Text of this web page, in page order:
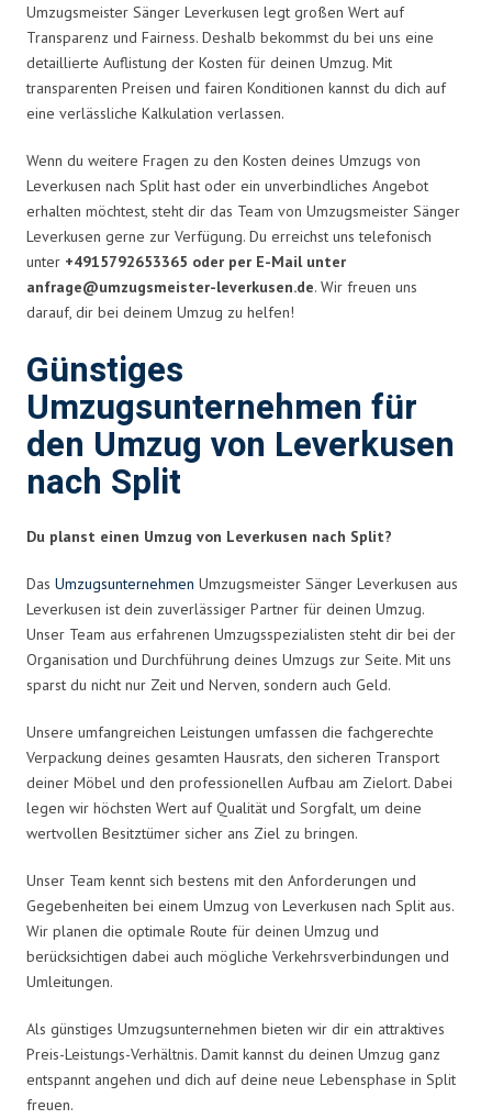
Umzugsmeister Sänger Leverkusen legt großen Wert auf
Transparenz und Fairness. Deshalb bekommst du bei uns eine
detaillierte Auflistung der Kosten für deinen Umzug. Mit
transparenten Preisen und fairen Konditionen kannst du dich auf
eine verlässliche Kalkulation verlassen.
Wenn du weitere Fragen zu den Kosten deines Umzugs von
Leverkusen nach Split hast oder ein unverbindliches Angebot
erhalten möchtest, steht dir das Team von Umzugsmeister Sänger
Leverkusen gerne zur Verfügung. Du erreichst uns telefonisch
unter +4915792653365 oder per E-Mail unter
anfrage@umzugsmeister-leverkusen.de. Wir freuen uns
darauf, dir bei deinem Umzug zu helfen!
Günstiges
Umzugsunternehmen für
den Umzug von Leverkusen
nach Split
Du planst einen Umzug von Leverkusen nach Split?
Das Umzugsunternehmen Umzugsmeister Sänger Leverkusen aus
Leverkusen ist dein zuverlässiger Partner für deinen Umzug.
Unser Team aus erfahrenen Umzugsspezialisten steht dir bei der
Organisation und Durchführung deines Umzugs zur Seite. Mit uns
sparst du nicht nur Zeit und Nerven, sondern auch Geld.
Unsere umfangreichen Leistungen umfassen die fachgerechte
Verpackung deines gesamten Hausrats, den sicheren Transport
deiner Möbel und den professionellen Aufbau am Zielort. Dabei
legen wir höchsten Wert auf Qualität und Sorgfalt, um deine
wertvollen Besitztümer sicher ans Ziel zu bringen.
Unser Team kennt sich bestens mit den Anforderungen und
Gegebenheiten bei einem Umzug von Leverkusen nach Split aus.
Wir planen die optimale Route für deinen Umzug und
berücksichtigen dabei auch mögliche Verkehrsverbindungen und
Umleitungen.
Als günstiges Umzugsunternehmen bieten wir dir ein attraktives
Preis-Leistungs-Verhältnis. Damit kannst du deinen Umzug ganz
entspannt angehen und dich auf deine neue Lebensphase in Split
freuen.